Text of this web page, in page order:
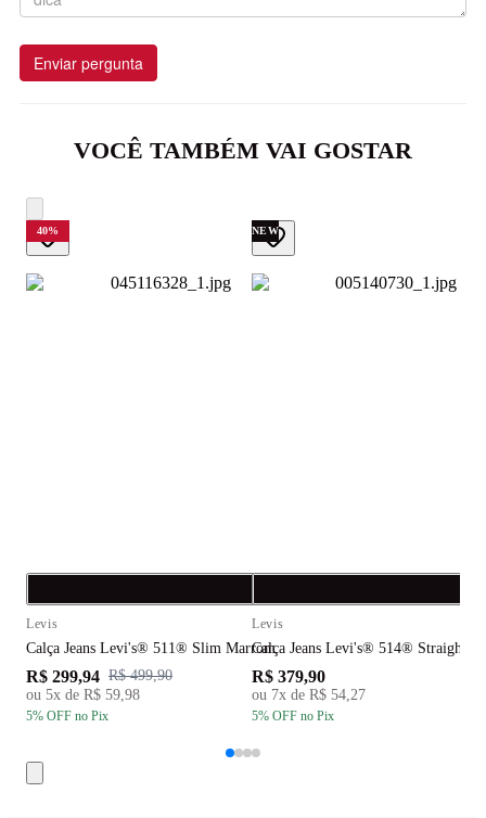
Enviar pergunta
VOCÊ TAMBÉM VAI GOSTAR
40%
Levis
Calça Jeans Levi's® 511® Slim Marrom
R$ 299,94 R$ 499,90
ou 5x de R$ 59,98
5% OFF no Pix
NEW
Levis
Calça Jeans Levi's® 514® Straight
R$ 379,90
ou 7x de R$ 54,27
5% OFF no Pix